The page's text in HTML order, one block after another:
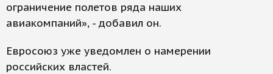
ограничение полетов ряда наших
авиакомпаний», - добавил он.
Евросоюз уже уведомлен о намерении
российских властей.